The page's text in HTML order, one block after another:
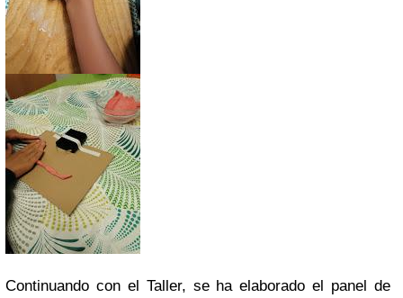
Continuando con el Taller, se ha elaborado el panel de